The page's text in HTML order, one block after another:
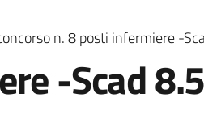
n. 8 posti infermiere -
-Scad